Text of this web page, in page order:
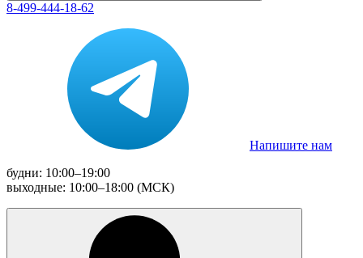
8-499-444-18-62
Напишите нам
будни: 10:00–19:00
выходные: 10:00–18:00 (МСК)